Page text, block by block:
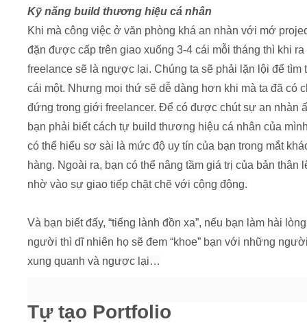
Kỹ năng build thương hiệu cá nhân
Khi mà công việc ở văn phòng khá an nhàn với mớ
đặn được cấp trên giao xuống 3-4 cái mỗi tháng thì khi ra
freelance sẽ là ngược lại. Chúng ta sẽ phải lặn lội để tìm
cái một. Nhưng mọi thứ sẽ dễ dàng hơn khi mà ta đã có
đứng trong giới freelancer. Để có được chút sự an nhàn
bạn phải biết cách tự build thương hiệu cá nhân của
có thể hiểu sơ sài là mức độ uy tín của bạn trong mắt
hàng. Ngoài ra, bạn có thể nâng tầm giá trị của bản thân
nhờ vào sự giao tiếp chặt chẽ với cộng động.
Và bạn biết đấy, “tiếng lành đồn xa”, nếu bạn làm hài
người thì dĩ nhiên họ sẽ đem “khoe” bạn với những
xung quanh và ngược lại…
Tự tạo Portfolio